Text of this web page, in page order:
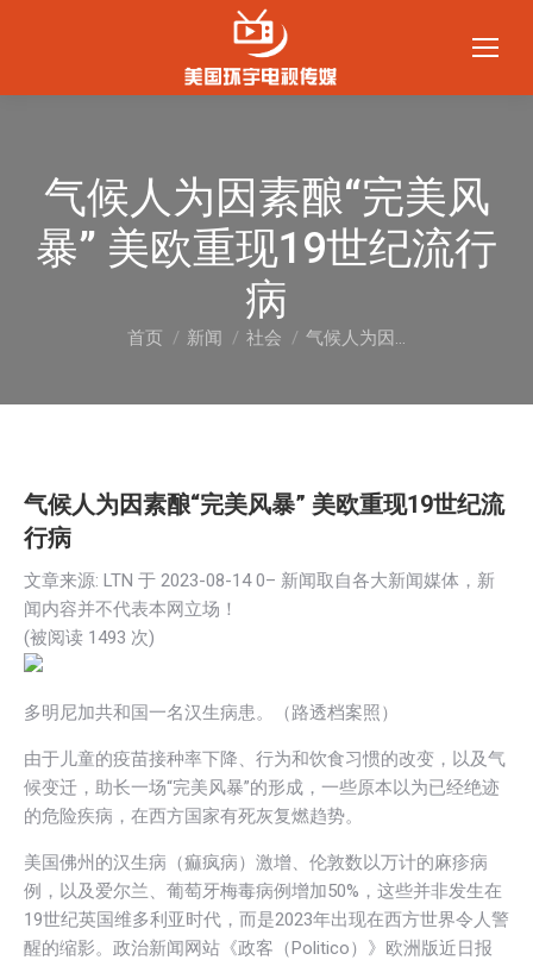
气候人为因素酿“完美风
暴” 美欧重现19世纪流行
病
您在这里：
首页 新闻 社会 气候人为因…
气候人为因素酿“完美风暴” 美欧重现19世纪流
行病
文章来源: LTN 于 2023-08-14 0– 新闻取自各大新闻媒体，新
闻内容并不代表本网立场！
(被阅读 1493 次)
多明尼加共和国一名汉生病患。（路透档案照）
由于儿童的疫苗接种率下降、行为和饮食习惯的改变，以及气
候变迁，助长一场“完美风暴”的形成，一些原本以为已经绝迹
的危险疾病，在西方国家有死灰复燃趋势。
美国佛州的汉生病（痲疯病）激增、伦敦数以万计的麻疹病
例，以及爱尔兰、葡萄牙梅毒病例增加50%，这些并非发生在
19世纪英国维多利亚时代，而是2023年出现在西方世界令人警
醒的缩影。政治新闻网站《政客（Politico）》欧洲版近日报